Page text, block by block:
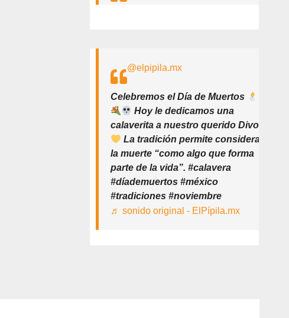
@elpipila.mx
Celebremos el Día de Muertos
Hoy le dedicamos una
calaverita a nuestro querido Divo
La tradición permite considerar
la muerte “como algo que forma
parte de la vida”. #calavera
#díademuertos #méxico
#tradiciones #noviembre
♬ sonido original - ElPípila.mx